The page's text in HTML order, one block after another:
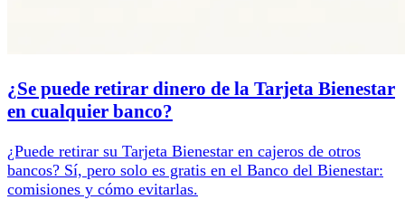
¿Se puede retirar dinero de la Tarjeta Bienestar
en cualquier banco?
¿Puede retirar su Tarjeta Bienestar en cajeros de otros
bancos? Sí, pero solo es gratis en el Banco del Bienestar:
comisiones y cómo evitarlas.